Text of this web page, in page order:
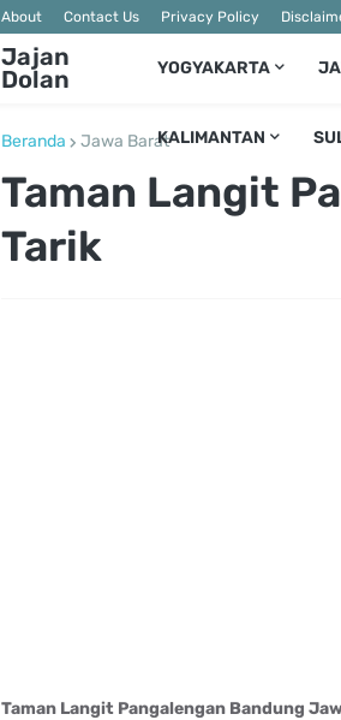
About Contact Us Privacy Policy
Jajan
Dolan YOGYAKARTA
KALIMANTAN
Beranda Jawa Barat
Taman Langit
Tarik
Taman Langit Pangalengan Bandung